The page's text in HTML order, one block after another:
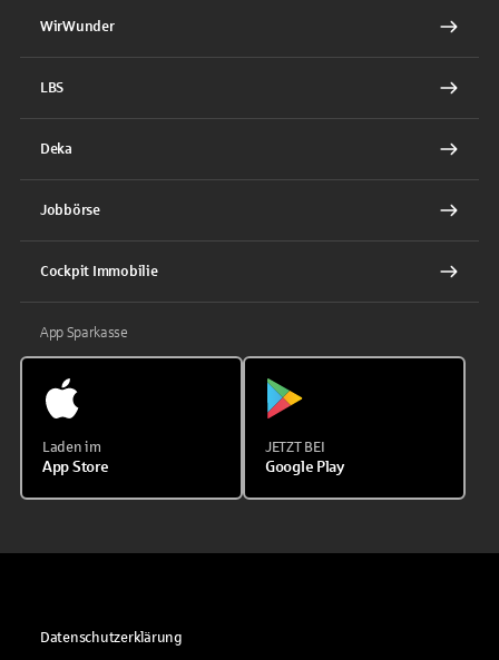
WirWunder
LBS
Deka
Jobbörse
Cockpit Immobilie
App Sparkasse
Laden im
App Store
JETZT BEI
Google Play
Datenschutzerklärung